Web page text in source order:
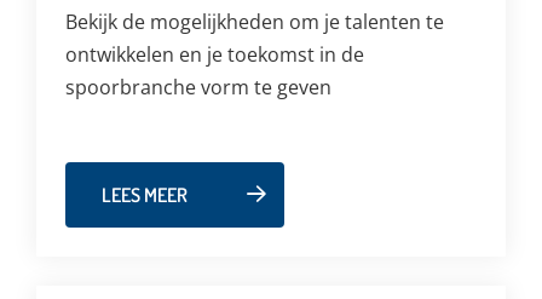
Bekijk de mogelijkheden om je talenten te
ontwikkelen en je toekomst in de
spoorbranche vorm te geven
LEES MEER